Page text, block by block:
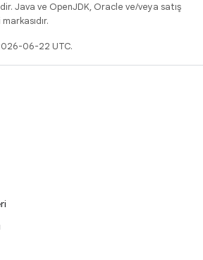
Java ve OpenJDK, Oracle ve/veya satış
06-22 UTC.